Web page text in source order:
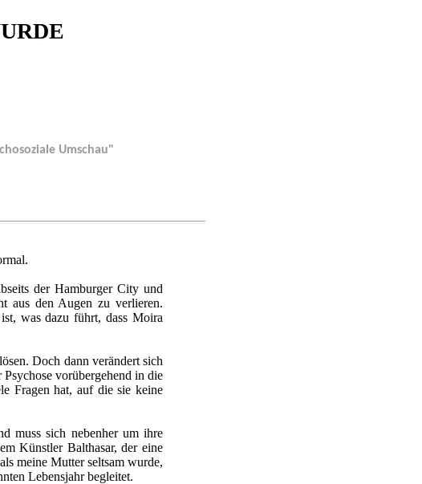
Umschau"
der Hamburger City und
aus den Augen zu verlieren.
was dazu führt, dass Moira
Doch dann verändert sich
vorübergehend in die
Fragen hat, auf die sie keine
muss sich nebenher um ihre
Künstler Balthasar, der eine
meine Mutter seltsam wurde,
Lebensjahr begleitet.